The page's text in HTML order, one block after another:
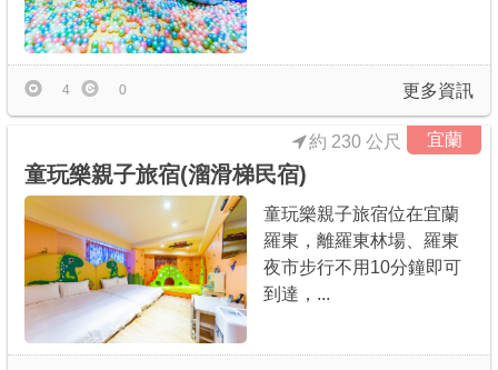
更多資訊
4 0
宜蘭
童玩樂親子旅宿(溜滑梯民宿)
約 230 公尺
童玩樂親子旅宿位在宜蘭
羅東，離羅東林場、羅東
夜市步行不用10分鐘即可
到達，...